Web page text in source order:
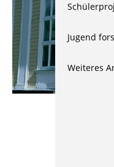
Events & Vorträge
Berichte & Dokus
Index
Jugend
Weiteres